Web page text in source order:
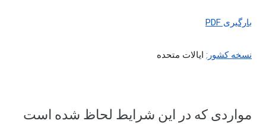
بارگیری PDF
نسخه کشور: ایالات متحده
مواردی که در این شرایط لحاظ شده است